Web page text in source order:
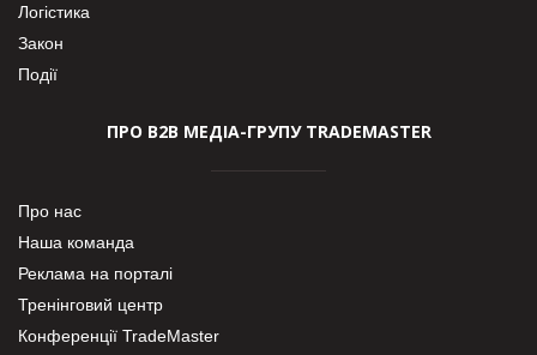
Логістика
Закон
Події
ПРО В2В МЕДІА-ГРУПУ TRADEMASTER
Про нас
Наша команда
Реклама на порталі
Тренінговий центр
Конференції TradeMaster